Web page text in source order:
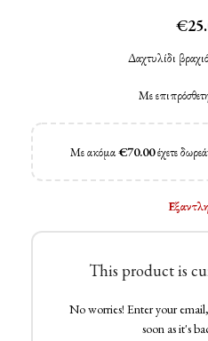
€
Δαχτυλίδι
Με
Με ακόμα€70.00έχετε
This product is
No worries! Enter your
soon as it's